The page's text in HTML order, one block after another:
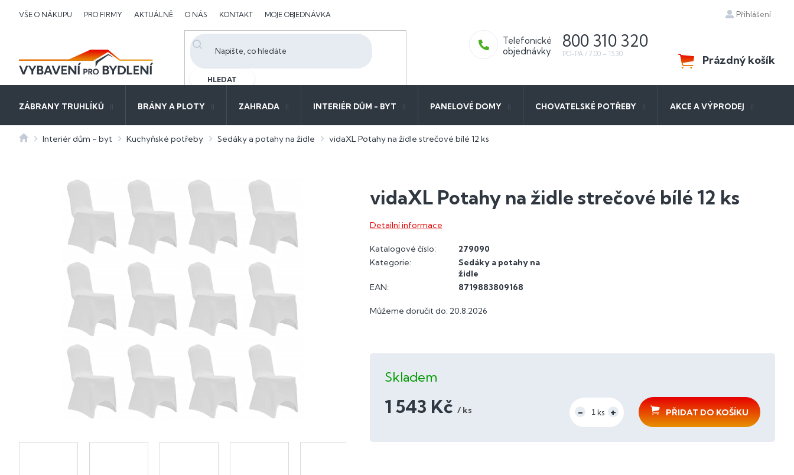
VŠE O NÁKUPU PRO FIRMY AKTUÁLNĚ O NÁS KONTAKT MOJE OBJEDNÁVKA Přihlášení
HLEDAT
800 310 320
NÁKUPNÍ
KOŠÍK
Prázdný košík
ZÁBRANY TRUHLÍKŮ BRÁNY A PLOTY ZAHRADA INTERIÉR DŮM - BYT PANELOVÉ DOMY CHOVATELSKÉ POTŘEBY AKCE A VÝPRODEJ
DomůInteriér dům - byt Kuchyňské potřeby Sedáky a potahy na židle vidaXL Potahy na židle strečové bílé 12 ks
vidaXL Potahy na židle strečové bílé 12 ks
Můžeme doručit do: 20.8.2026
Skladem
1 543 Kč / ks
PŘIDAT DO KOŠÍKU
Detailní informace
Katalogové číslo:
279090
Kategorie:
Sedáky a potahy na
židle
EAN: 8719883809168